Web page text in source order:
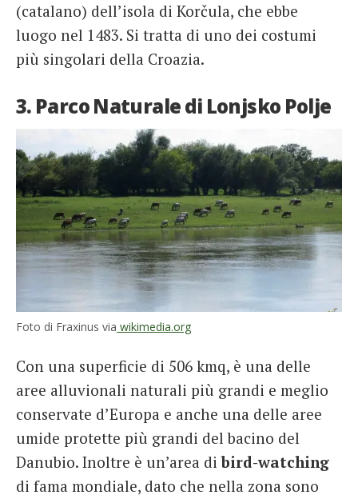
(catalano) dell’isola di Korčula, che ebbe
luogo nel 1483. Si tratta di uno dei costumi
più singolari della Croazia.
3. Parco Naturale di Lonjsko Polje
Foto di Fraxinus via wikimedia.org
Con una superficie di 506 kmq, è una delle
aree alluvionali naturali più grandi e meglio
conservate d’Europa e anche una delle aree
umide protette più grandi del bacino del
Danubio. Inoltre è un’area dibird-watching
di fama mondiale, dato che nella zona sono